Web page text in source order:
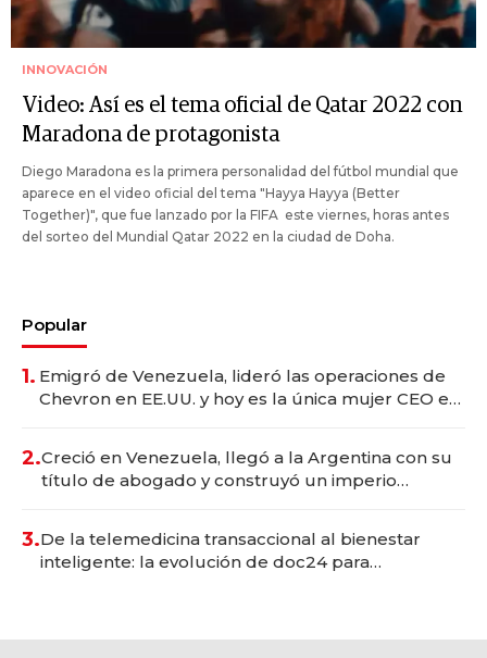
INNOVACIÓN
Video: Así es el tema oficial de Qatar 2022 con
Maradona de protagonista
Diego Maradona es la primera personalidad del fútbol mundial que
aparece en el video oficial del tema "Hayya Hayya (Better
Together)", que fue lanzado por la FIFA este viernes, horas antes
del sorteo del Mundial Qatar 2022 en la ciudad de Doha.
Popular
1. Emigró de Venezuela, lideró las operaciones de
Chevron en EE.UU. y hoy es la única mujer CEO en
2.Creció en Venezuela, llegó a la Argentina con su
título de abogado y construyó un imperio
3.De la telemedicina transaccional al bienestar
inteligente: la evolución de doc24 para